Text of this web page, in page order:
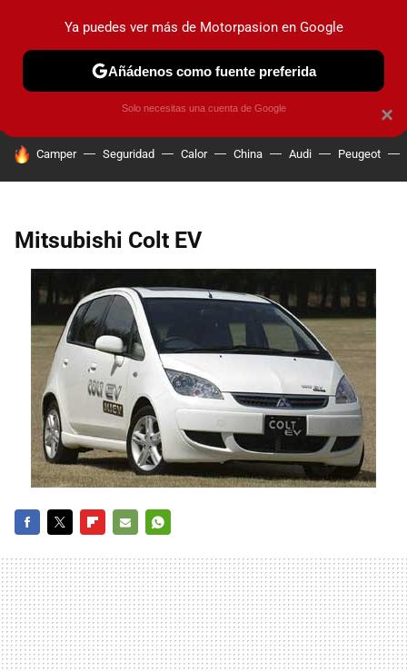
PRUEBAS COCHES ELÉCTRICOS OBSERVATORIO
HOY SE HABLA DE
Camper Seguridad Calor China Audi Peugeot
Mitsubishi Colt EV
MAIL
×
Ya puedes ver más de Motorpasion en Google
Añádenos como fuente preferida
Solo necesitas una cuenta de Google